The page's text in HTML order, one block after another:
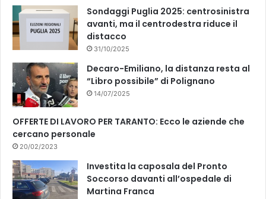
Sondaggi Puglia 2025: centrosinistra
avanti, ma il centrodestra riduce il
distacco
31/10/2025
Decaro-Emiliano, la distanza resta al
“Libro possibile” di Polignano
14/07/2025
OFFERTE DI LAVORO PER TARANTO: Ecco le aziende che
cercano personale
20/02/2023
Investita la caposala del Pronto
Soccorso davanti all’ospedale di
Martina Franca